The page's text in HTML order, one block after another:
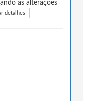
as alterações
detalhes